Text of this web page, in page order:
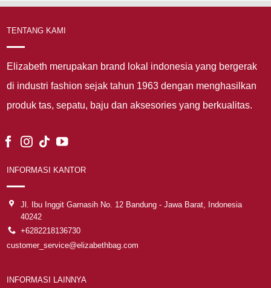
TENTANG KAMI
Elizabeth merupakan brand lokal indonesia yang bergerak
di industri fashion sejak tahun 1963 dengan menghasilkan
produk tas, sepatu, baju dan aksesories yang berkualitas.
INFORMASI KANTOR
Jl. Ibu Inggit Garnasih No. 12 Bandung - Jawa Barat, Indonesia
40242
+6282218136730
customer_service@elizabethbag.com
INFORMASI LAINNYA